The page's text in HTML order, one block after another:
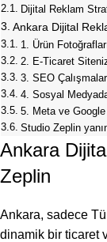
Dijital Reklam
Ankara Dijital
1. Ürün
2. E-Ticaret
3. SEO
4. Sosyal
5. Meta ve Google
Studio Zeplin
Ankara
Zeplin
Ankara, sadece
dinamik bir ticaret